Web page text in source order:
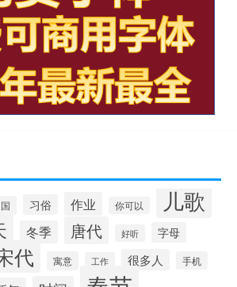
习俗 作业 你可以 儿歌
冬季 唐代 好听
字母
代 寓意 工作 很多人 手机